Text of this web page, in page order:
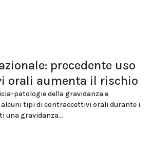
precedente uso
orali aumenta il rischio
patologie della gravidanza e
alcuni tipi di contraccettivi orali durante i
una gravidanza...